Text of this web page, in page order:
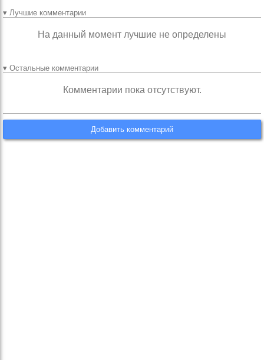
▾ Лучшие комментарии
На данный момент лучшие не определены
▾ Остальные комментарии
Комментарии пока отсутствуют.
Добавить комментарий